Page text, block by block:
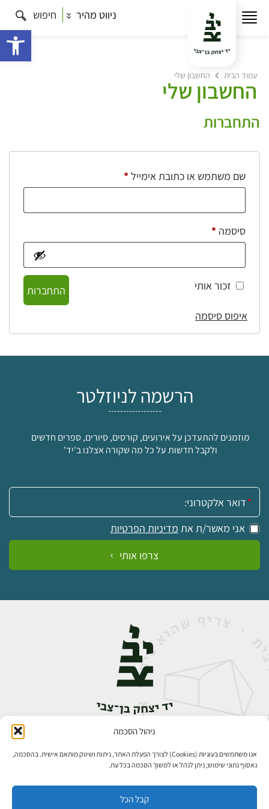
ניהול הסכמה
אנו משתמשים בעוגיות (Cookies) לצורך הפעלת האתר, ניתוח ושיווק מותאם אישית. בהסכמה,
נאסוף נתוני שימוש; ניתן לנהל או למשוך הסכמה בכל עת.
קבל הכל
ניווט מהיר חיפוש
עמוד הבית החשבון שלי
החשבון שלי
התחברות
שם משתמש או כתובת אימייל*חובה
סיסמה *חובה
זכור אותי
התחברות
איפוס סיסמה
הרשמה לניוזלטר
מוזמנים להתעדכן על אירועים, קורסים, סיורים, ספרים חדשים
ולקבל חדשות על כל מה שקורה אצלנו ב'יד'
אימייל:
אני מאשר/ת את מדיניות הפרטיות
צרפו אותי
אבן גבירול 14, רחביה, ירושלים